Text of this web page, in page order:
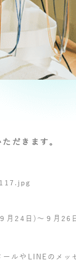
だきます。
月24日)～９月26
ールやLINEのメッ